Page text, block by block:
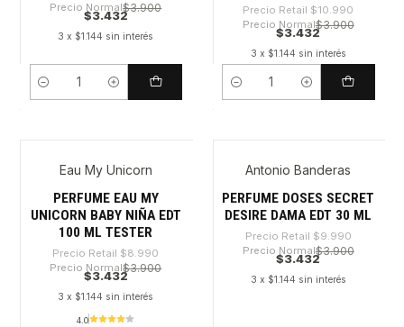
Precio Normal$3.900
$3.432
3 x $1.144 sin interés
Cantidad
Precio Retail $10.990
Precio Normal$3.900
$3.432
3 x $1.144 sin interés
Cantidad
-61%Eau My Unicorn
PERFUME EAU MY
UNICORN BABY NIÑA EDT
100 ML TESTER
Precio Retail $8.990
Precio Normal$3.900
$3.432
3 x $1.144 sin interés
4.0
-65%
Antonio Banderas
PERFUME DOSES SECRET
DESIRE DAMA EDT 30 ML
Precio Retail $9.990
Precio Normal$3.900
$3.432
3 x $1.144 sin interés